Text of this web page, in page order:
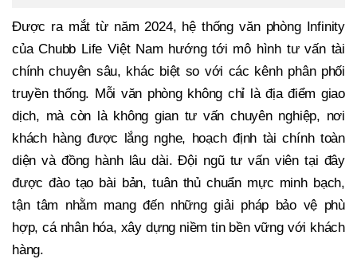
Được ra mắt từ năm 2024, hệ thống văn phòng Infinity
của Chubb Life Việt Nam hướng tới mô hình tư vấn tài
chính chuyên sâu, khác biệt so với các kênh phân phối
truyền thống. Mỗi văn phòng không chỉ là địa điểm giao
dịch, mà còn là không gian tư vấn chuyên nghiệp, nơi
khách hàng được lắng nghe, hoạch định tài chính toàn
diện và đồng hành lâu dài. Đội ngũ tư vấn viên tại đây
được đào tạo bài bản, tuân thủ chuẩn mực minh bạch,
tận tâm nhằm mang đến những giải pháp bảo vệ phù
hợp, cá nhân hóa, xây dựng niềm tin bền vững với khách
hàng.